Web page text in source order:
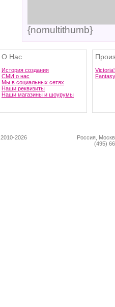
{nomultithumb}
О Нас
История создания
СМИ о нас
Мы в социальных сетях
Наши реквизиты
Наши магазины и шоурумы
2010-2026
Россия,
(495)